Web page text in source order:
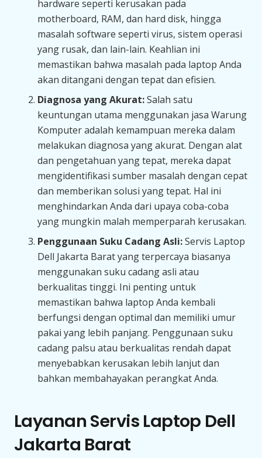
hardware seperti kerusakan pada
motherboard, RAM, dan hard disk, hingga
masalah software seperti virus, sistem operasi
yang rusak, dan lain-lain. Keahlian ini
memastikan bahwa masalah pada laptop Anda
akan ditangani dengan tepat dan efisien.
Diagnosa yang Akurat:Salah satu
keuntungan utama menggunakan jasa Warung
Komputer adalah kemampuan mereka dalam
melakukan diagnosa yang akurat. Dengan alat
dan pengetahuan yang tepat, mereka dapat
mengidentifikasi sumber masalah dengan cepat
dan memberikan solusi yang tepat. Hal ini
menghindarkan Anda dari upaya coba-coba
yang mungkin malah memperparah kerusakan.
Penggunaan Suku Cadang Asli:Servis Laptop
Dell Jakarta Barat yang terpercaya biasanya
menggunakan suku cadang asli atau
berkualitas tinggi. Ini penting untuk
memastikan bahwa laptop Anda kembali
berfungsi dengan optimal dan memiliki umur
pakai yang lebih panjang. Penggunaan suku
cadang palsu atau berkualitas rendah dapat
menyebabkan kerusakan lebih lanjut dan
bahkan membahayakan perangkat Anda.
Layanan Servis Laptop Dell
Jakarta Barat